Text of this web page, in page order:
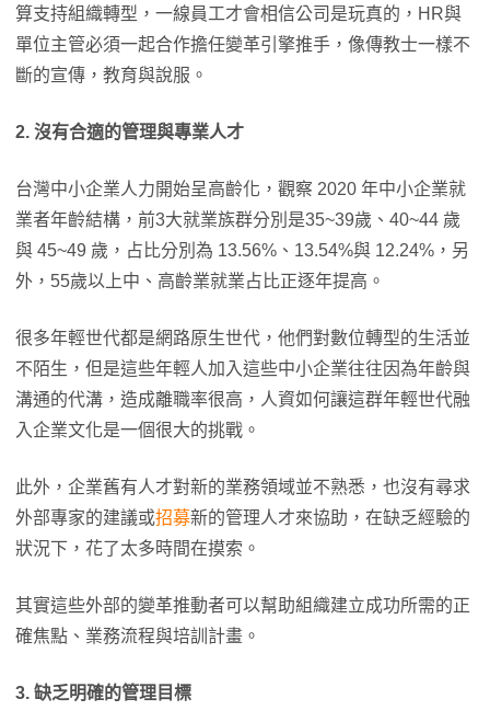
算支持組織轉型，一線員工才會相信公司是玩真的，HR與
單位主管必須一起合作擔任變革引擎推手，像傳教士一樣不
斷的宣傳，教育與說服。
2. 沒有合適的管理與專業人才
台灣中小企業人力開始呈高齡化，觀察 2020 年中小企業就
業者年齡結構，前3大就業族群分別是35~39歲、40~44 歲
與 45~49 歲，占比分別為 13.56%、13.54%與 12.24%，另
外，55歲以上中、高齡業就業占比正逐年提高。
很多年輕世代都是網路原生世代，他們對數位轉型的生活並
不陌生，但是這些年輕人加入這些中小企業往往因為年齡與
溝通的代溝，造成離職率很高，人資如何讓這群年輕世代融
入企業文化是一個很大的挑戰。
此外，企業舊有人才對新的業務領域並不熟悉，也沒有尋求
外部專家的建議或招募新的管理人才來協助，在缺乏經驗的
狀況下，花了太多時間在摸索。
其實這些外部的變革推動者可以幫助組織建立成功所需的正
確焦點、業務流程與培訓計畫。
3. 缺乏明確的管理目標